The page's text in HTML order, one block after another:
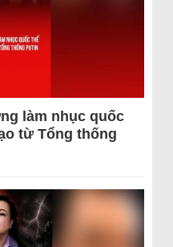
làm nhục quốc
từ Tổng thống